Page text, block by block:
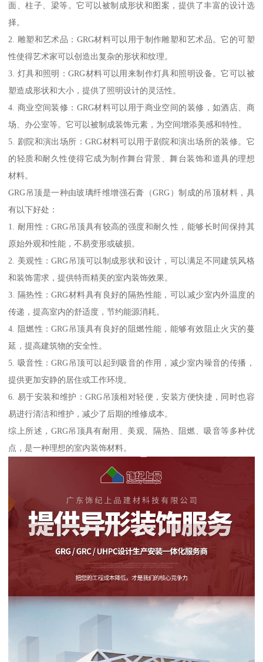
面、柱子、梁等。它可以被制成形状和图案，提供了丰富的设计选
择。
2. 雕塑和艺术品：GRG材料可以用于制作雕塑和艺术品。它的可塑
性使得艺术家可以创造出复杂的形状和纹理。
3. 灯具和照明：GRG材料可以用来制作灯具和照明设备。它可以被
塑造成形状和大小，提供了照明设计的灵活性。
4. 商业空间装修：GRG材料可以用于商业空间的装修，如酒店、商
场、办公室等。它可以被制成装饰元素，为空间增添美感和特性。
5. 剧院和演出场所：GRG材料可以用于剧院和演出场所的装修。它
的轻质和耐久性使得它成为制作舞台背景、舞台装饰和道具的理想
材料。
GRG吊顶是一种由玻璃纤维增强石膏（GRG）制成的吊顶材料，具
有以下好处：
1. 耐用性：GRG吊顶具有较高的强度和耐久性，能够长时间保持其
原始外观和性能，不易变形或破损。
2. 美观性：GRG吊顶可以制成形状和设计，可以满足不同建筑风格
和装饰需求，提供特而精美的室内装饰效果。
3. 隔热性：GRG材料具有良好的隔热性能，可以减少室内外温度的
传递，提高室内的舒适度，节约能源消耗。
4. 阻燃性：GRG吊顶具有良好的阻燃性能，能够有效阻止火灾的蔓
延，提高建筑物的安全性。
5. 吸音性：GRG吊顶可以起到吸音的作用，减少室内噪音的传播，
提供更加安静的居住或工作环境。
6. 易于安装和维护：GRG吊顶相对轻便，安装方便快捷，同时也容
易进行清洁和维护，减少了后期的维修成本。
综上所述，GRG吊顶具有耐用、美观、隔热、阻燃、吸音等多种优
点，是一种理想的室内装饰材料。